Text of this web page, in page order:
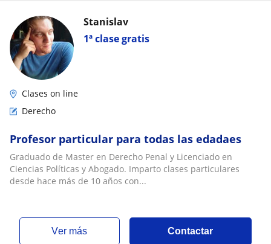
1ª clase gratis
Stanislav
Clases on line
Derecho
Profesor particular para todas las edadaes
Graduado de Master en Derecho Penal y Licenciado en
Ciencias Políticas y Abogado. Imparto clases particulares
desde hace más de 10 años con...
ver más Contactar